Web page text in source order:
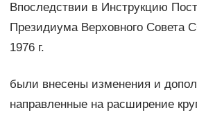
Впоследствии в Инструкцию
Президиума Верховного Совета
1976 г.
были внесены изменения и
направленные на рас­ширение